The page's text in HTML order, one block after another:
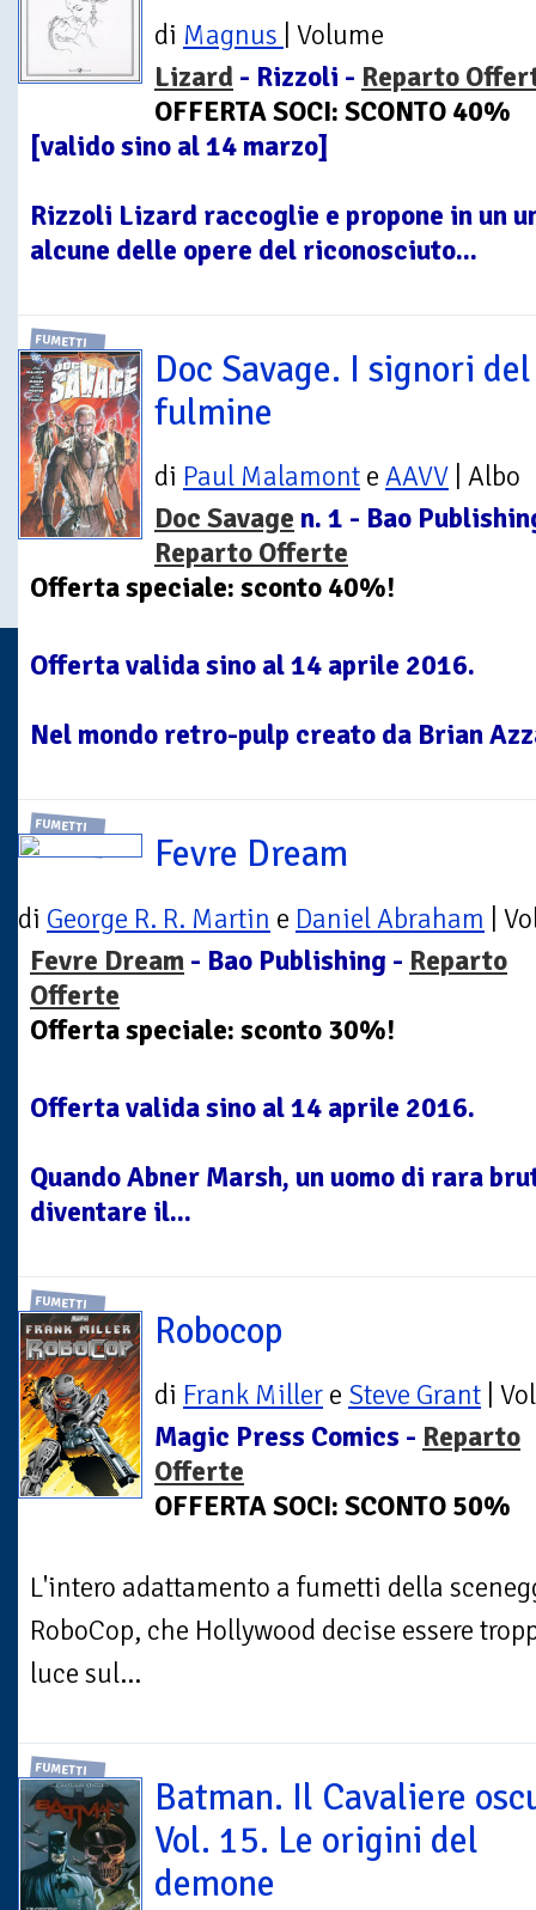
di Magnus | Volume
Lizard - Rizzoli - Reparto
OFFERTA SOCI: SCONTO 40%
[valido sino al 14 marzo]
Rizzoli Lizard raccoglie e propone in un
alcune delle opere del riconosciuto...
FUMETTI
Doc Savage. I signori del
fulmine
di Paul Malamont e AAVV | Albo
Doc Savage n. 1 - Bao
Reparto Offerte
Offerta speciale: sconto 40%!
Offerta valida sino al 14 aprile 2016.
Nel mondo retro-pulp creato da Brian
FUMETTI
Fevre Dream
di George R. R. Martin e Daniel Abraham |
Fevre Dream - Bao Publishing - Reparto
Offerte
Offerta speciale: sconto 30%!
Offerta valida sino al 14 aprile 2016.
Quando Abner Marsh, un uomo di rara
diventare il...
FUMETTI
Robocop
di Frank Miller e Steve Grant |
Magic Press Comics - Reparto
Offerte
OFFERTA SOCI: SCONTO 50%
L'intero adattamento a fumetti della
RoboCop, che Hollywood decise essere
luce sul...
FUMETTI
Batman. Il Cavaliere
Vol. 15. Le origini del
demone